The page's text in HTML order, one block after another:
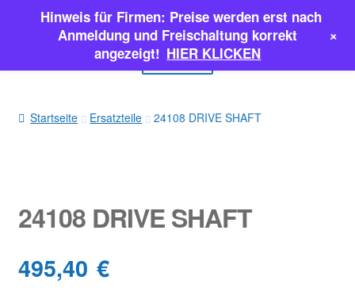
springen
springen
Menü
SALE
Classic Parts
Startseite Ersatzteile 24108 DRIVE SHAFT
24108 DRIVE SHAFT
495,40 €
Hinweis für Firmen: Preise werden erst nach
Anmeldung und Freischaltung korrekt
angezeigt! HIER KLICKEN
+